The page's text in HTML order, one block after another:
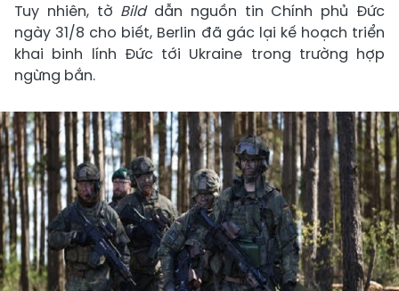
Tuy nhiên, tờ Bilddẫn nguồn tin Chính phủ Đức
ngày 31/8 cho biết, Berlin đã gác lại kế hoạch triển
khai binh lính Đức tới Ukraine trong trường hợp
ngừng bắn.